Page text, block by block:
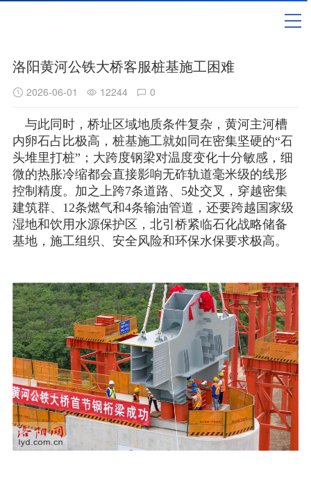
洛阳黄河公铁大桥客服桩基施工困难
2026-06-01 12244 0
与此同时，桥址区域地质条件复杂，黄河主河槽
内卵石占比极高，桩基施工就如同在密集坚硬的“石
头堆里打桩”；大跨度钢梁对温度变化十分敏感，细
微的热胀冷缩都会直接影响无砟轨道毫米级的线形
控制精度。加之上跨7条道路、5处交叉，穿越密集
建筑群、12条燃气和4条输油管道，还要跨越国家级
湿地和饮用水源保护区，北引桥紧临石化战略储备
基地，施工组织、安全风险和环保水保要求极高。